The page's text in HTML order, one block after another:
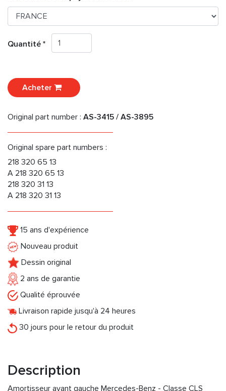
Quantité *
Acheter
Original part number : AS-3415 / AS-3895
Original spare part numbers :
218 320 65 13
A 218 320 65 13
218 320 31 13
A 218 320 31 13
15 ans d'expérience
Nouveau produit
Dessin original
2 ans de garantie
Qualité éprouvée
Livraison rapide jusqu'à 24 heures
30 jours pour le retour du produit
Description
Amortisseur avant gauche Mercedes-Benz - Classe CLS